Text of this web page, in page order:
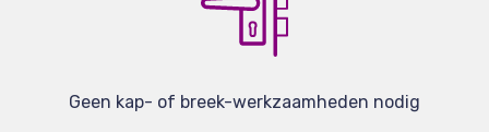
Geen kap- of breek-werkzaamheden nodig